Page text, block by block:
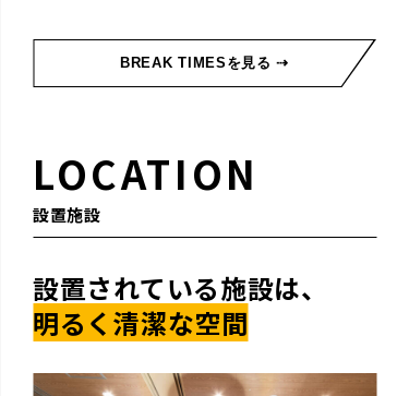
BREAK TIMESを見る ⇢
LOCATION
設置施設
設置されている施設は、
明るく清潔な空間